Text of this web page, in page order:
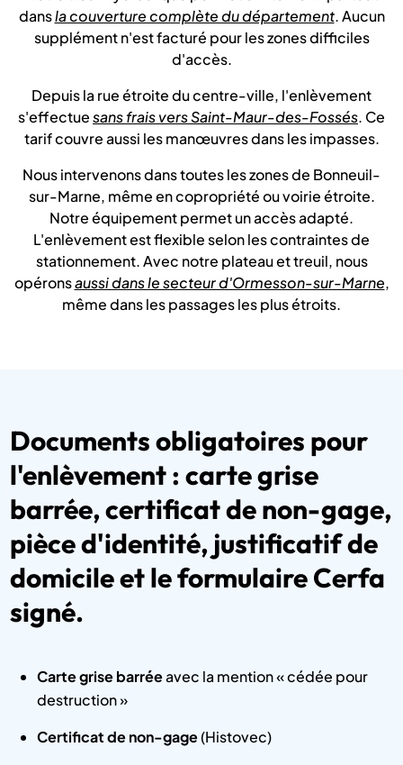
dansla couverture complète du département. Aucun
supplément n'est facturé pour les zones difficiles
d'accès.
Depuis la rue étroite du centre-ville, l'enlèvement
s'effectuesans frais vers Saint-Maur-des-Fossés. Ce
tarif couvre aussi les manœuvres dans les impasses.
Nous intervenons dans toutes les zones de Bonneuil-
sur-Marne, même en copropriété ou voirie étroite.
Notre équipement permet un accès adapté.
L'enlèvement est flexible selon les contraintes de
stationnement. Avec notre plateau et treuil, nous
opéronsaussi dans le secteur d'Ormesson-sur-Marne,
même dans les passages les plus étroits.
Documents obligatoires pour
l'enlèvement : carte grise
barrée, certificat de non-gage,
pièce d'identité, justificatif de
domicile et le formulaire Cerfa
signé.
Carte grise barréeavec la mention « cédée pour
destruction »
Certificat de non-gage(Histovec)